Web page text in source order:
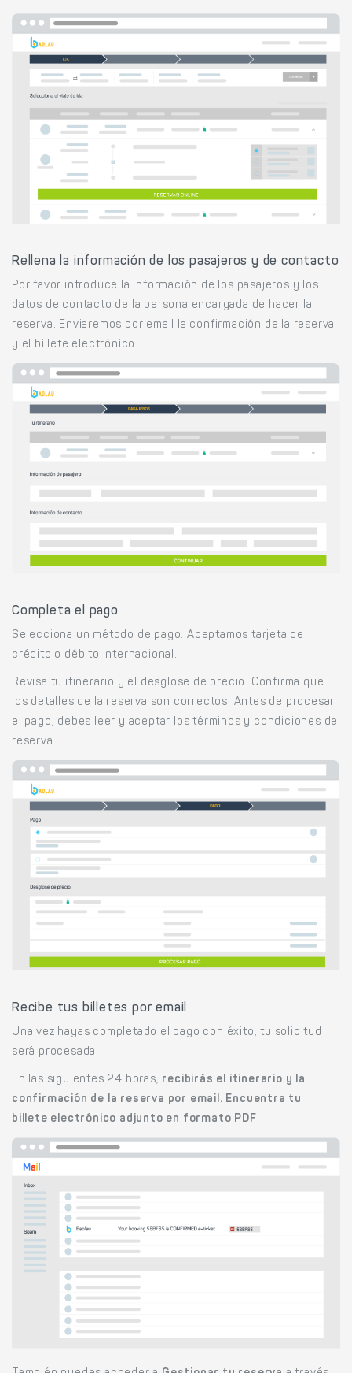
Rellena la información de los pasajeros y de contacto
Por favor introduce la información de los pasajeros y los
datos de contacto de la persona encargada de hacer la
reserva. Enviaremos por email la confirmación de la reserva
y el billete electrónico.
Completa el pago
Selecciona un método de pago. Aceptamos tarjeta de
crédito o débito internacional.
Revisa tu itinerario y el desglose de precio. Confirma que
los detalles de la reserva son correctos. Antes de procesar
el pago, debes leer y aceptar los términos y condiciones de
reserva.
Recibe tus billetes por email
Una vez hayas completado el pago con éxito, tu solicitud
será procesada.
En las siguientes 24 horas, recibirás el itinerario y la
confirmación de la reserva por email. Encuentra tu
billete electrónico adjunto en formato PDF .